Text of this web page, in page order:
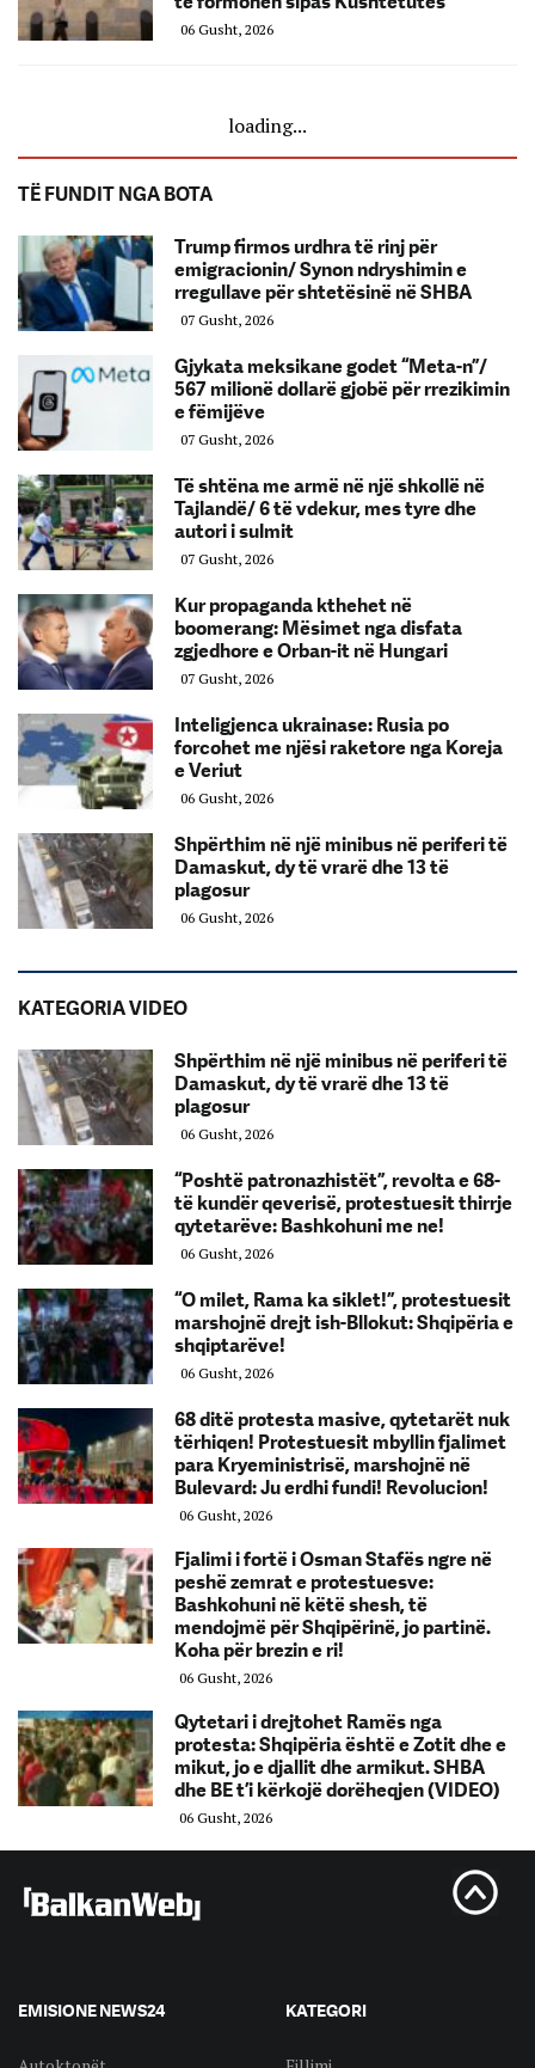
06 Gusht, 2026
loading...
TË FUNDIT NGA BOTA
Trump firmos urdhra të rinj për
emigracionin/ Synon ndryshimin e
rregullave për shtetësinë në SHBA
07 Gusht, 2026
Gjykata meksikane godet “Meta-n”/
567 milionë dollarë gjobë për rrezikimin
e fëmijëve
07 Gusht, 2026
Të shtëna me armë në një shkollë në
Tajlandë/ 6 të vdekur, mes tyre dhe
autori i sulmit
07 Gusht, 2026
Kur propaganda kthehet në
boomerang: Mësimet nga disfata
zgjedhore e Orban-it në Hungari
07 Gusht, 2026
Inteligjenca ukrainase: Rusia po
forcohet me njësi raketore nga Koreja
e Veriut
06 Gusht, 2026
Shpërthim në një minibus në periferi të
Damaskut, dy të vrarë dhe 13 të
plagosur
06 Gusht, 2026
KATEGORIA VIDEO
Shpërthim në një minibus në periferi të
Damaskut, dy të vrarë dhe 13 të
plagosur
06 Gusht, 2026
“Poshtë patronazhistët”, revolta e 68-
të kundër qeverisë, protestuesit thirrje
qytetarëve: Bashkohuni me ne!
06 Gusht, 2026
“O milet, Rama ka siklet!”, protestuesit
marshojnë drejt ish-Bllokut: Shqipëria e
shqiptarëve!
06 Gusht, 2026
68 ditë protesta masive, qytetarët nuk
tërhiqen! Protestuesit mbyllin fjalimet
para Kryeministrisë, marshojnë në
Bulevard: Ju erdhi fundi! Revolucion!
06 Gusht, 2026
Fjalimi i fortë i Osman Stafës ngre në
peshë zemrat e protestuesve:
Bashkohuni në këtë shesh, të
mendojmë për Shqipërinë, jo partinë.
Koha për brezin e ri!
06 Gusht, 2026
Qytetari i drejtohet Ramës nga
protesta: Shqipëria është e Zotit dhe e
mikut, jo e djallit dhe armikut. SHBA
dhe BE t’i kërkojë dorëheqjen (VIDEO)
06 Gusht, 2026
EMISIONE NEWS24 KATEGORI